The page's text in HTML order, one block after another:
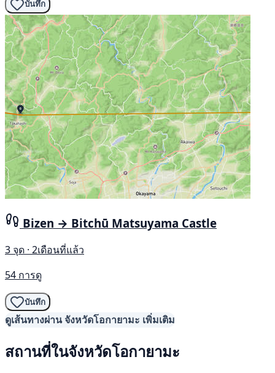
บันทึก
Bizen → Bitchū Matsuyama Castle
3 จุด · 2เดือนที่แล้ว
54 การดู
บันทึก
ดูเส้นทางผ่าน จังหวัดโอกายามะ เพิ่มเติม
สถานที่ในจังหวัดโอกายามะ